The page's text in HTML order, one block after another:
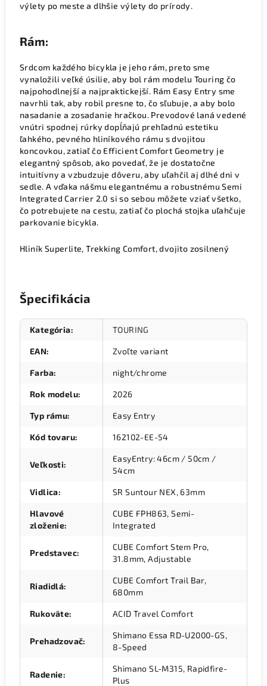
výlety po meste a dlhšie výlety do prírody.
Rám:
Srdcom každého bicykla je jeho rám, preto sme
vynaložili veľké úsilie, aby bol rám modelu Touring čo
najpohodlnejší a najpraktickejší. Rám Easy Entry sme
navrhli tak, aby robil presne to, čo sľubuje, a aby bolo
nasadanie a zosadanie hračkou. Prevodové laná vedené
vnútri spodnej rúrky dopĺňajú prehľadnú estetiku
ľahkého, pevného hliníkového rámu s dvojitou
koncovkou, zatiaľ čo Efficient Comfort Geometry je
elegantný spôsob, ako povedať, že je dostatočne
intuitívny a vzbudzuje dôveru, aby uľahčil aj dlhé dni v
sedle. A vďaka nášmu elegantnému a robustnému Semi
Integrated Carrier 2.0 si so sebou môžete vziať všetko,
čo potrebujete na cestu, zatiaľ čo plochá stojka uľahčuje
parkovanie bicykla.
Hliník Superlite, Trekking Comfort, dvojito zosilnený
Špecifikácia
Kategória: TOURING
EAN: Zvoľte variant
Farba: night/chrome
Rok modelu: 2026
Typ rámu: Easy Entry
Kód tovaru: 162102-EE-54
Veľkosti:
EasyEntry: 46cm / 50cm /
54cm
Vidlica: SR Suntour NEX, 63mm
Hlavové
zloženie:
CUBE FPH863, Semi-
Integrated
Predstavec:
CUBE Comfort Stem Pro,
31.8mm, Adjustable
Riadidlá:
CUBE Comfort Trail Bar,
680mm
Rukoväte: ACID Travel Comfort
Prehadzovač:
Shimano Essa RD-U2000-GS,
8-Speed
Radenie:
Shimano SL-M315, Rapidfire-
Plus